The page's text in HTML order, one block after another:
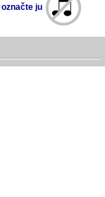
označte ju